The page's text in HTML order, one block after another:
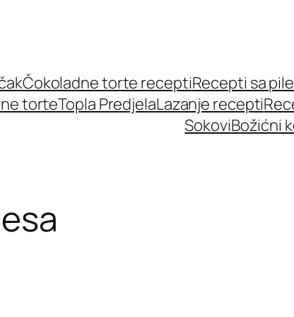
Čokoladne torte receptiRecepti sa
torteTopla PredjelaLazanje recepti
SokoviBožićni